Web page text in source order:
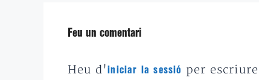
Feu un comentari
Heu d'iniciar la sessió per